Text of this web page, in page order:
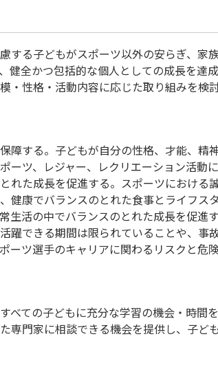
る子どもがスポーツ以外の安らぎ、家
全かつ包括的な個人としての成長を達
性格・活動内容に応じた取り組みを検討
障する。子どもが自分の性格、才能、精
ツ、レジャー、レクリエーション活動
れた成長を促進する。スポーツにおける
健康でバランスのとれた食事とライフス
生活の中でバランスのとれた成長を促進
躍できる期間は限られていることや、事
ーツ選手のキャリアに関わるリスクと危
べての子どもに充分な学習の機会・時間
専門家に相談できる機会を提供し、子ど